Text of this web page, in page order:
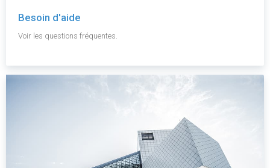
Besoin d'aide
Voir les questions fréquentes.